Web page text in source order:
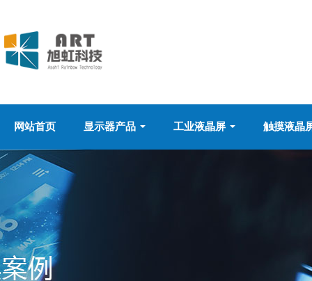
网站首页 显示器产品 工业液晶屏 触摸液晶